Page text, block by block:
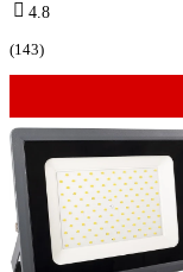
4.8
(143)